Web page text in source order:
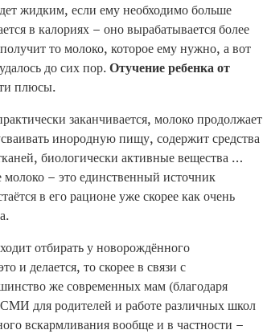
жидким, если ему необходимо больше
в калориях – оно вырабатывается более
то молоко, которое ему нужно, а вот
до сих пор.Отучение ребенка от
плюсы.
заканчивается, молоко продолжает
инородную пищу, содержит средства
биологически активные вещества …
– это единственный источник
в его рационе уже скорее как очень
отбирать у новорождённого
и делается, то скорее в связи с
же современных мам (благодаря
для родителей и работе различных школ
вскармливания вообще и в частности –